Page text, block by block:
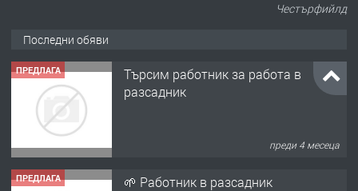
Честърфийлд
Последни обяви
ПРЕДЛАГА
Търсим работник за работа в
разсадник
преди 4 месеца
ПРЕДЛАГА 🌱 Работник в разсадник